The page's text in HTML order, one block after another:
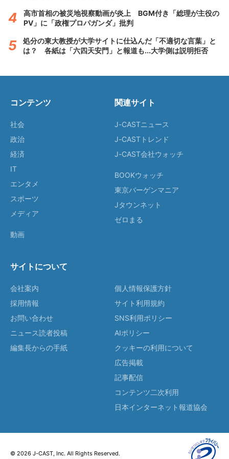
高市首相の被災地視察動画が炎上 BGM付き「総理が主役の
PV」に「政権プロパガンダ」批判
処分の東大教授が大学サイトに仕込んだ「不適切な言葉」と
は？ 各紙は「六四天安門」と報道も...大学側は説明拒否
コンテンツ
社会
政治
経済
IT
エンタメ
スポーツ
メディア
動画
関連サイト
J-CASTニュース
J-CASTトレンド
J-CAST会社ウォッチ
BOOKウォッチ
東京バーゲンマニア
Jタウンネット
ゼロまる
サイトについて
会社案内
採用情報
お問い合わせ
ニュース読者投稿
編集長からの手紙
個人情報保護方針
サイト利用規約
SNS利用ポリシー
AIポリシー
クッキーの利用について
広告掲載
記事配信
コンテンツ二次利用
日本インターネット報道協会
© 2026 J-CAST, Inc. All Rights Reserved.